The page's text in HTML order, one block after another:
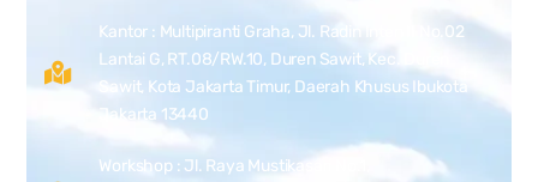
Kantor : Multipiranti Graha, Jl. Radin Inten II No.02
Lantai G, RT.08/RW.10, Duren Sawit, Kec. Duren
Sawit, Kota Jakarta Timur, Daerah Khusus Ibukota
Jakarta 13440
Workshop : Jl. Raya Mustikasari No.1,